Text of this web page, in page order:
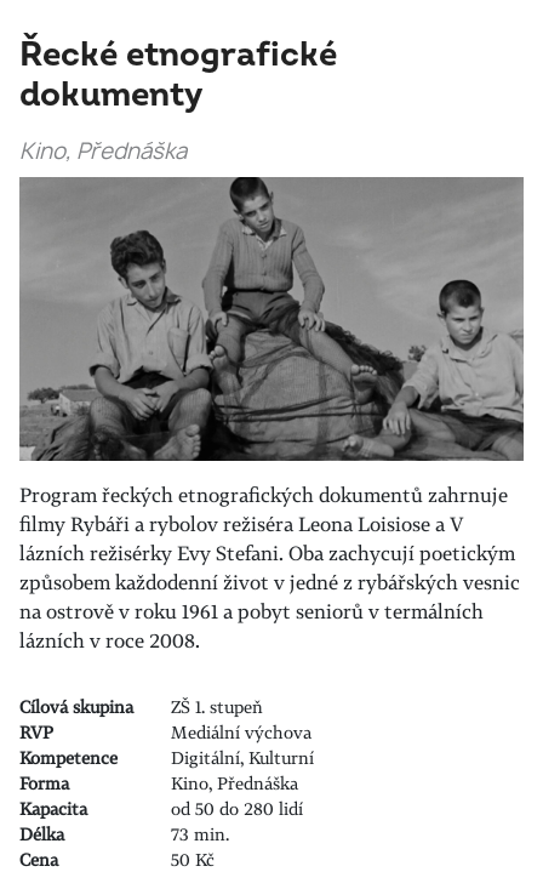
Řecké etnografické
dokumenty
Kino, Přednáška
Program řeckých etnografických dokumentů zahrnuje
filmy Rybáři a rybolov režiséra Leona Loisiose a V
lázních režisérky Evy Stefani. Oba zachycují poetickým
způsobem každodenní život v jedné z rybářských vesnic
na ostrově v roku 1961 a pobyt seniorů v termálních
lázních v roce 2008.
Cílová skupina
ZŠ 1. stupeň
RVP
Mediální výchova
Kompetence
Digitální, Kulturní
Forma
Kino, Přednáška
Kapacita
od 50 do 280 lidí
Délka
73 min.
Cena
50 Kč